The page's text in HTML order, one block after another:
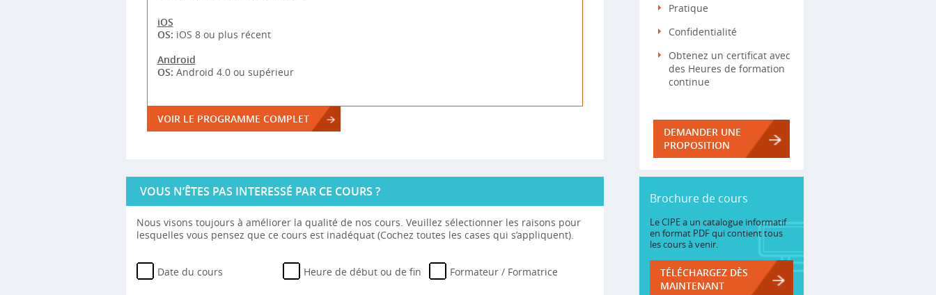
iOS
OS: iOS 8 ou plus récent
Android
OS: Android 4.0 ou supérieur
VOIR LE PROGRAMME COMPLET
VOUS N’ÊTES PAS INTERESSÉ PAR CE COURS ?
Nous visons toujours à améliorer la qualité de nos cours. Veuillez sélectionner les raisons pour
lesquelles vous pensez que ce cours est inadéquat (Cochez toutes les cases qui s’appliquent).
Date du cours Heure de début ou de fin Formateur / Formatrice
Pratique
Confidentialité
Obtenez un certificat avec
des Heures de formation
continue
DEMANDER UNE
PROPOSITION
Brochure de cours
Le CIPE a un catalogue informatif
en format PDF qui contient tous
les cours à venir.
TÉLÉCHARGEZ DÈS
MAINTENANT